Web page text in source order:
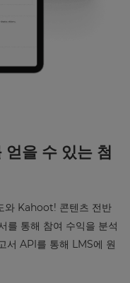
을 수 있는 첨
와 Kahoot! 콘텐츠 전반
를 통해 참여 수익을 분석
서 API를 통해 LMS에 원